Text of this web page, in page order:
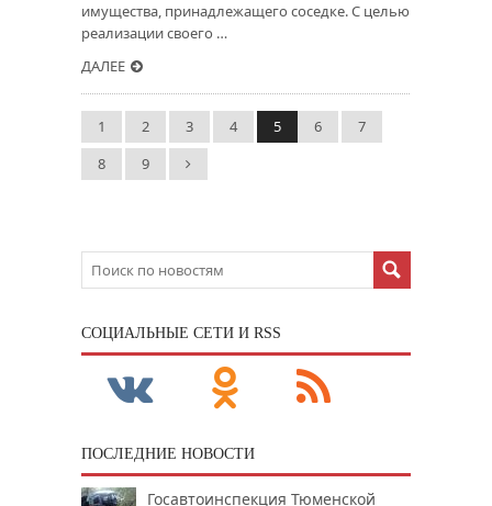
имущества, принадлежащего соседке. С целью
реализации своего …
ДАЛЕЕ
1 2 3 4 5 6
7
8
9
CОЦИАЛЬНЫЕ СЕТИ И RSS
ПОСЛЕДНИЕ НОВОСТИ
Госавтоинспекция Тюменской